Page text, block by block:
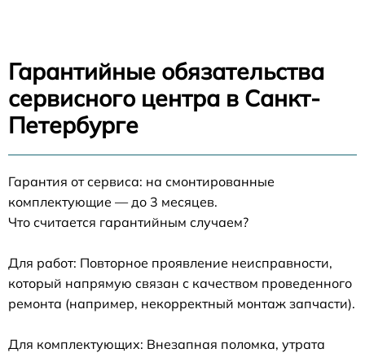
Гарантийные обязательства
сервисного центра в Санкт-
Петербурге
Гарантия от сервиса: на смонтированные
комплектующие — до 3 месяцев.
Что считается гарантийным случаем?
Для работ: Повторное проявление неисправности,
который напрямую связан с качеством проведенного
ремонта (например, некорректный монтаж запчасти).
Для комплектующих: Внезапная поломка, утрата